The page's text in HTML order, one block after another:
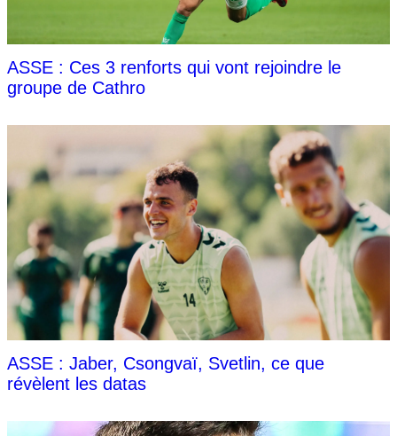
ASSE : Ces 3 renforts qui vont rejoindre le
groupe de Cathro
ASSE : Jaber, Csongvaï, Svetlin, ce que
révèlent les datas